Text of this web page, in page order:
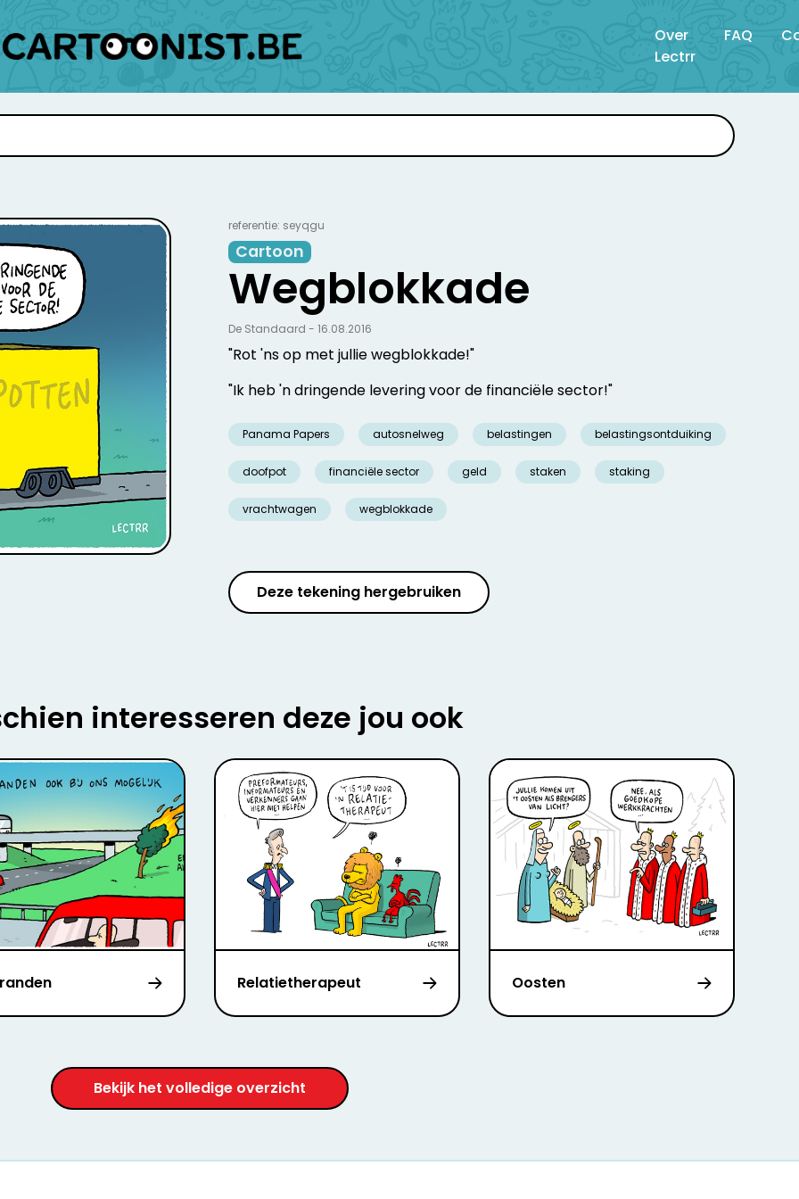
Over
Lectrr
FAQ
referentie: seyqgu
Cartoon
Wegblokkade
"Rot 'ns op met jullie wegblokkade!"
"Ik heb 'n dringende levering voor de financiële sector!"
Panama Papers autosnelweg belastingen belastingsontduiking
doofpot financiële sector geld staken staking
vrachtwagen wegblokkade
De Standaard - 16.08.2016
Deze tekening hergebruiken
interesseren deze jou ook
Relatietherapeut Oosten
Bekijk het volledige overzicht